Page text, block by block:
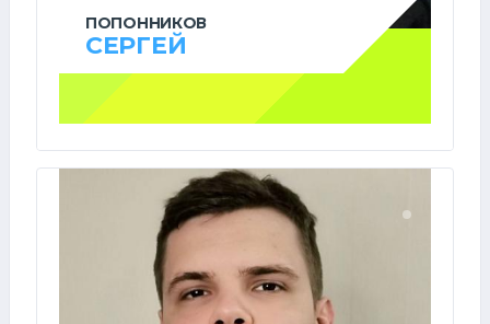
ПОПОННИКОВ
СЕРГЕЙ